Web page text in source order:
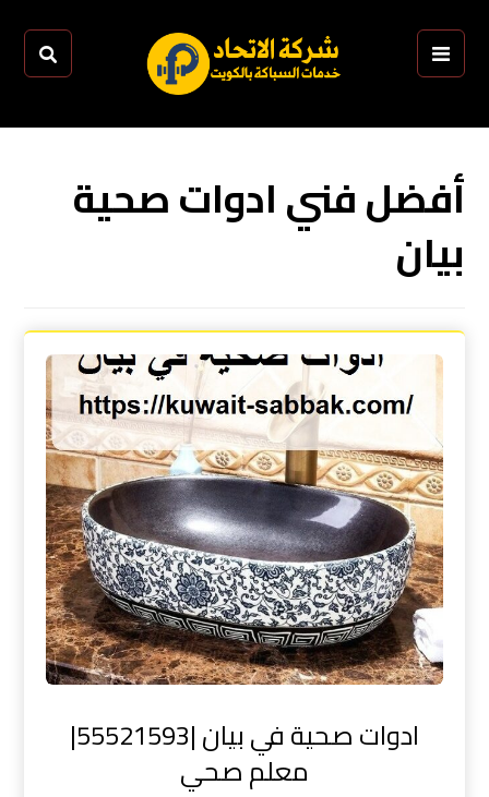
أفضل فني ادوات صحية
بيان
ادوات صحية في بيان |55521593|
معلم صحي